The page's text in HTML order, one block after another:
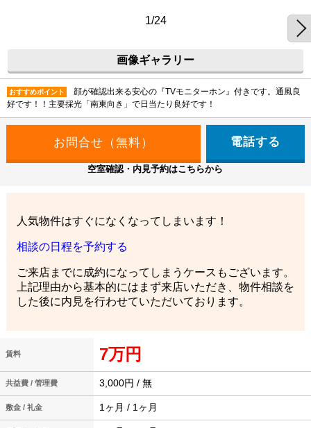
1/24
画像ギャラリー
おすすめポイント
顔が確認出来る安心の『TVモニターホン』付きです。通風良
好です！！主要採光「南東向き」で日当たり良好です！
電話する
空室確認・内見予約はこちらから
人気物件はすぐになくなってしまいます！
相談の日程を予約する
ご来店までに成約になってしまうケースもございます。
上記理由から基本的にはまず来店いただき、物件相談を
した後に内見を行わせていただいております。
賃料 7万円
共益費 / 管理費 3,000円 / 無
敷金 / 礼金 1ヶ月 / 1ヶ月